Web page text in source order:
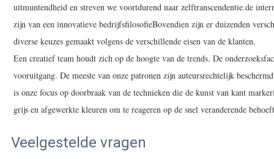
uitmuntendheid en streven we voortdurend naar zelftranscendentie.de
zijn van een innovatieve bedrijfsfilosofieBovendien zijn er duizenden
diverse keuzes gemaakt volgens de verschillende eisen van de klanten.
Een creatief team houdt zich op de hoogte van de trends. De
vooruitgang. De meeste van onze patronen zijn auteursrechtelijk
is onze focus op doorbraak van de technieken die de kunst van kant
grijs en afgewerkte kleuren om te reageren op de snel veranderende
Veelgestelde vragen